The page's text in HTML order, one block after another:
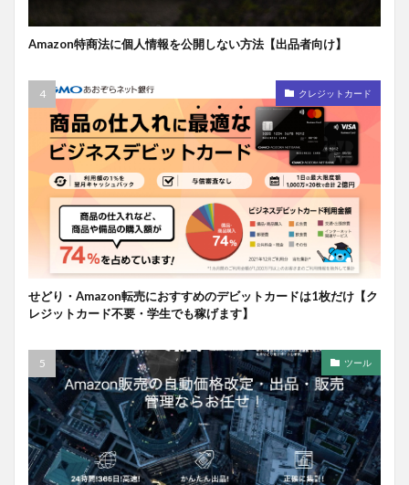
Amazon特商法に個人情報を公開しない方法【出品者向け】
クレジットカード
せどり・Amazon転売におすすめのデビットカードは1枚だけ【ク
レジットカード不要・学生でも稼げます】
ツール